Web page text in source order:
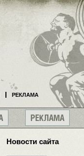
Новости сайта
РЕКЛАМА